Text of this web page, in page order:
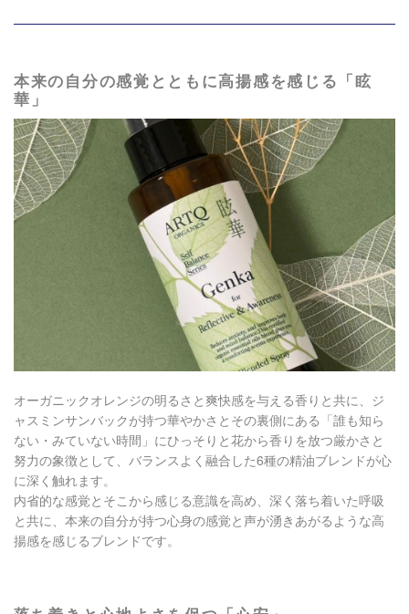
本来の自分の感覚とともに高揚感を感じる「眩
華」
オーガニックオレンジの明るさと爽快感を与える香りと共に、ジ
ャスミンサンバックが持つ華やかさとその裏側にある「誰も知ら
ない・みていない時間」にひっそりと花から香りを放つ厳かさと
努力の象徴として、バランスよく融合した6種の精油ブレンドが​心
に深く触れます。
内省的な感覚とそこから感じる意識を高め、深く落ち着いた呼吸
と共に、本来の自分が持つ心身の感覚と声が湧きあがるような高
揚感を感じるブレンドです。​